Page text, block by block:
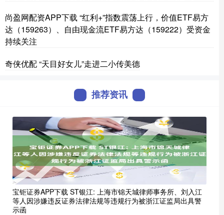
尚盈网配资APP下载 “红利+”指数震荡上行，价值ETF易方
达（159263）、自由现金流ETF易方达（159222）受资金
持续关注
奇侠优配 “天目好女儿”走进二小传美德
推荐资讯
宝钜证券APP下载 ST银江: 上海市锦天城律师事务所、刘入江
等人因涉嫌违反证券法律法规等违规行为被浙江证监局出具警
示函